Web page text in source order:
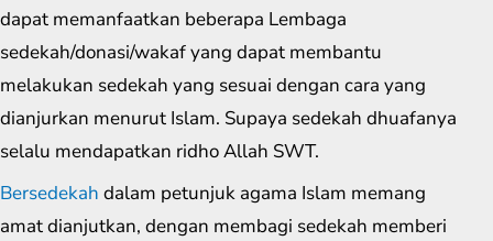
dapat memanfaatkan beberapa Lembaga
sedekah/donasi/wakaf yang dapat membantu
melakukan sedekah yang sesuai dengan cara yang
dianjurkan menurut Islam. Supaya sedekah dhuafanya
selalu mendapatkan ridho Allah SWT.
Bersedekah dalam petunjuk agama Islam memang
amat dianjutkan, dengan membagi sedekah memberi